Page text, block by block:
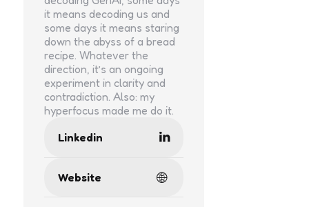
it means decoding us and
some days it means staring
down the abyss of a bread
recipe. Whatever the
direction, it’s an ongoing
experiment in clarity and
contradiction. Also: my
hyperfocus made me do it.
Linkedin
Website